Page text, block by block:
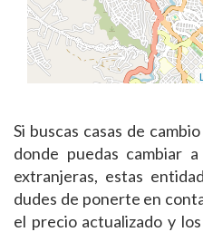
Si buscas casas de
donde puedas cambiar
extranjeras, estas
dudes de ponerte en
el precio actualizado y